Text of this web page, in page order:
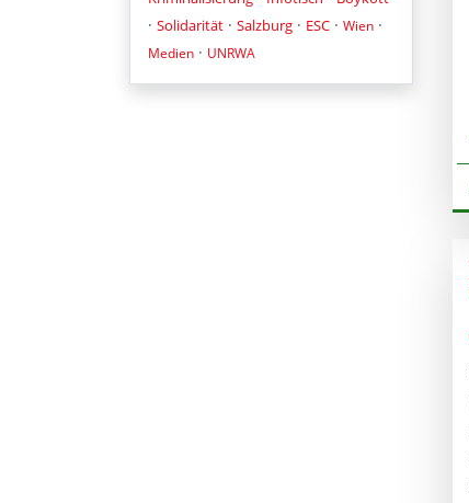
· Solidarität · Salzburg · ESC · Wien ·
Medien · UNRWA